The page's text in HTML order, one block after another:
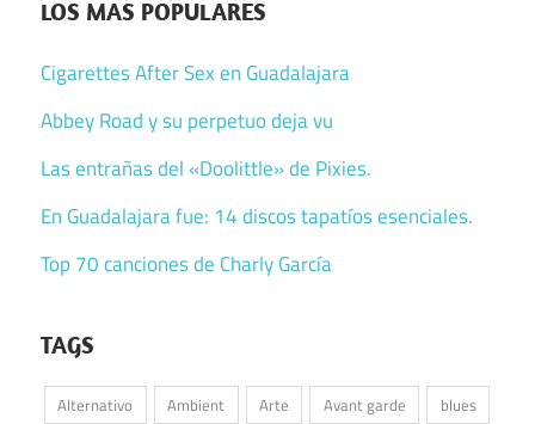
LOS MAS POPULARES
Cigarettes After Sex en Guadalajara
Abbey Road y su perpetuo deja vu
Las entrañas del «Doolittle» de Pixies.
En Guadalajara fue: 14 discos tapatíos esenciales.
Top 70 canciones de Charly García
TAGS
Alternativo Ambient Arte Avant garde
blues